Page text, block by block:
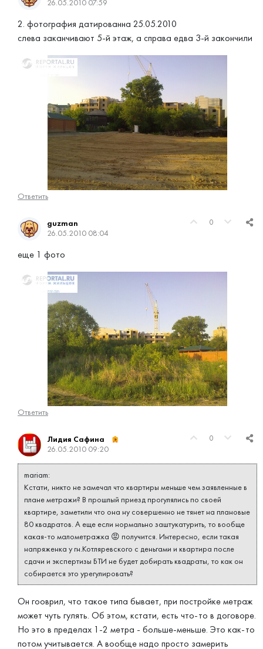
26.05.2010 07:59
2. фотография датированна 25.05.2010
слева заканчивают 5-й этаж, а справа едва 3-й закончили
Ответить
0
guzman
26.05.2010 08:04
еще 1 фото
Ответить
0
Лидия Сафина
26.05.2010 09:20
mariam:
Кстати, никто не замечал что квартиры меньше чем заявленные в
плане метражи? В прошлый приезд прогулялись по своей
квартире, заметили что она ну совершенно не тянет на плановые
80 квадратов. А еще если нормально заштукатурить, то вообще
какая-то малометражка 😡 получится. Интересно, если такая
напряженка у гн.Котляревского с деньгами и квартира после
сдачи и экспертизы БТИ не будет добирать квадраты, то как он
собирается это урегулировать?
Он гооврил, что такое типа бывает, при постройке метраж
может чуть гулять. Об этом, кстати, есть что-то в договоре.
Но это в пределах 1-2 метра - больше-меньше. Это как-то
потом учитывается. А вообще надо просто замерить